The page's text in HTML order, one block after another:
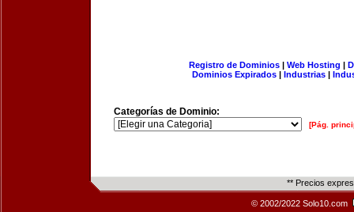
Registro de Dominios| Web Hosting |
Dominios Expirados | Industrias |
Categorías de Dominio:
[Pág.
** Precios
© 2002/2022 Solo10.com